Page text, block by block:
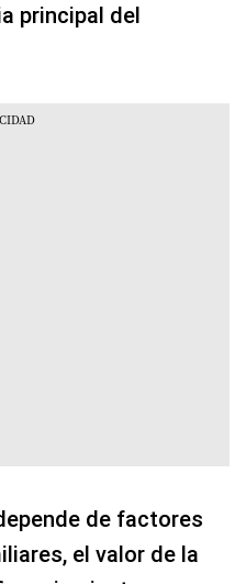
principal del
de factores
el valor de la